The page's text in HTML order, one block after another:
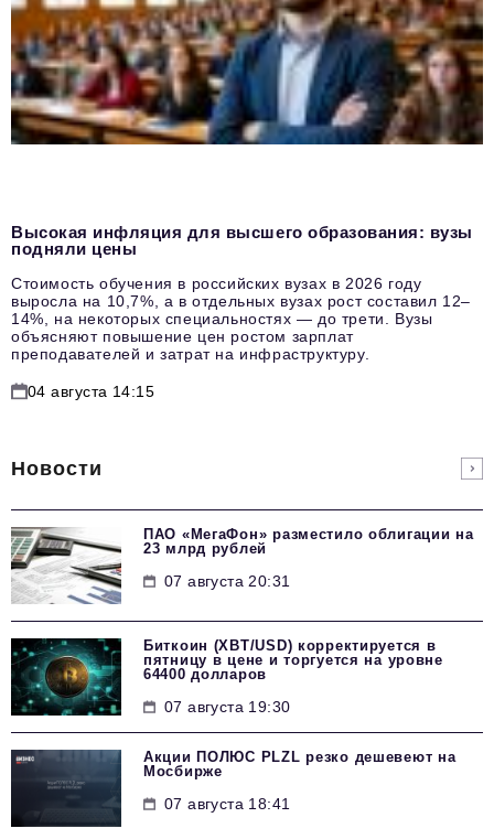
Высокая инфляция для высшего образования: вузы
подняли цены
Стоимость обучения в российских вузах в 2026 году
выросла на 10,7%, а в отдельных вузах рост составил 12–
14%, на некоторых специальностях — до трети. Вузы
объясняют повышение цен ростом зарплат
преподавателей и затрат на инфраструктуру.
04 августа 14:15
Новости
ПАО «МегаФон» разместило облигации на
23 млрд рублей
07 августа 20:31
Биткоин (XBT/USD) корректируется в
пятницу в цене и торгуется на уровне
64400 долларов
07 августа 19:30
Акции ПОЛЮС PLZL резко дешевеют на
Мосбирже
07 августа 18:41